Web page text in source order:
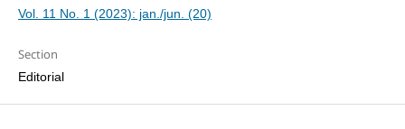
Vol. 11 No. 1 (2023): jan./jun. (20)
Section
Editorial